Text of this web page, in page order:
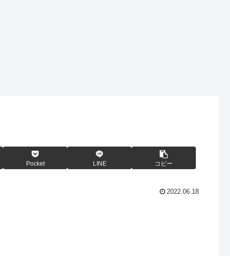
Pocket LINE コピー
2022.06.18